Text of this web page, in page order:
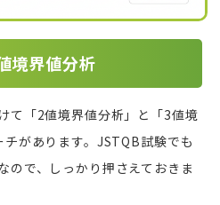
境界値分析
て「2値境界値分析」と「3値境
があります。JSTQB試験でも
ので、しっかり押さえておきま